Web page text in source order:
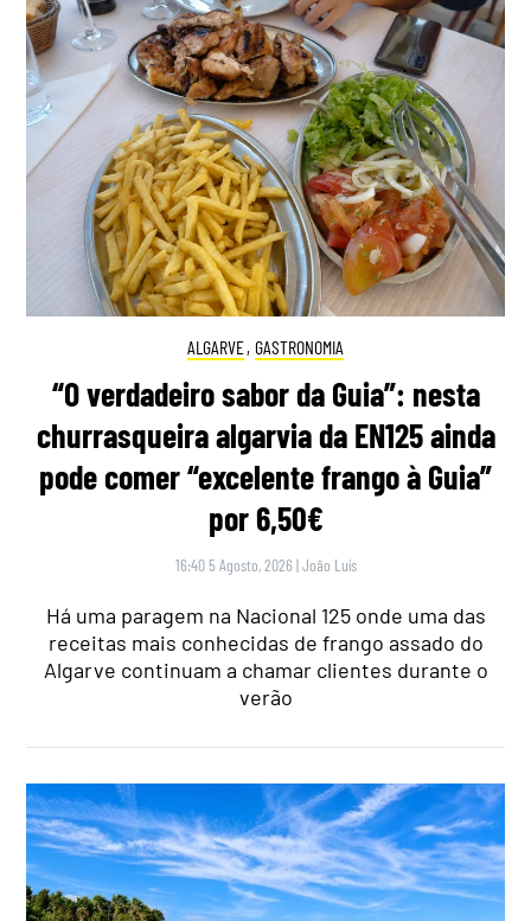
ALGARVE, GASTRONOMIA
“O verdadeiro sabor da Guia”: nesta
churrasqueira algarvia da EN125 ainda
pode comer “excelente frango à Guia”
por 6,50€
16:40 5 Agosto, 2026 |João Luís
Há uma paragem na Nacional 125 onde uma das
receitas mais conhecidas de frango assado do
Algarve continuam a chamar clientes durante o
verão